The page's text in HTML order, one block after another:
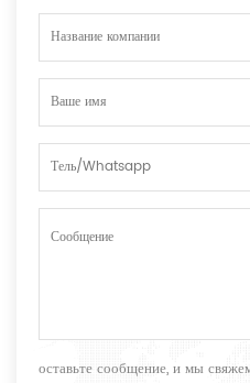
оставьте сообщение, и мы